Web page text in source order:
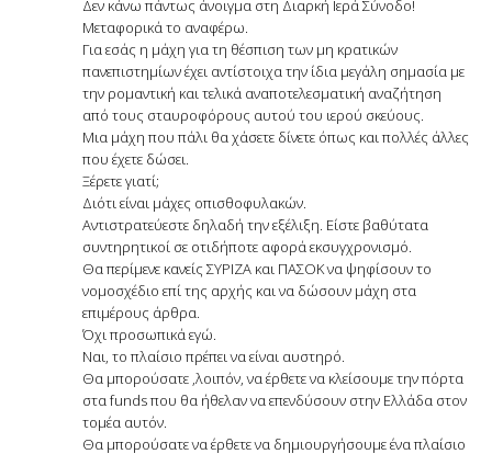
Δεν κάνω πάντως άνοιγμα στη Διαρκή Ιερά Σύνοδο!
Μεταφορικά το αναφέρω.
Για εσάς η μάχη για τη θέσπιση των μη κρατικών
πανεπιστημίων έχει αντίστοιχα την ίδια μεγάλη σημασία με
την ρομαντική και τελικά αναποτελεσματική αναζήτηση
από τους σταυροφόρους αυτού του ιερού σκεύους.
Μια μάχη που πάλι θα χάσετε δίνετε όπως και πολλές άλλες
που έχετε δώσει.
Ξέρετε γιατί;
Διότι είναι μάχες οπισθοφυλακών.
Αντιστρατεύεστε δηλαδή την εξέλιξη. Είστε βαθύτατα
συντηρητικοί σε οτιδήποτε αφορά εκσυγχρονισμό.
Θα περίμενε κανείς ΣΥΡΙΖΑ και ΠΑΣΟΚ να ψηφίσουν το
νομοσχέδιο επί της αρχής και να δώσουν μάχη στα
επιμέρους άρθρα.
Όχι προσωπικά εγώ.
Ναι, το πλαίσιο πρέπει να είναι αυστηρό.
Θα μπορούσατε ,λοιπόν, να έρθετε να κλείσουμε την πόρτα
στα funds που θα ήθελαν να επενδύσουν στην Ελλάδα στον
τομέα αυτόν.
Θα μπορούσατε να έρθετε να δημιουργήσουμε ένα πλαίσιο